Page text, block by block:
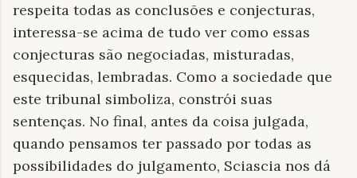
respeita todas as conclusões e conjecturas,
interessa-se acima de tudo ver como essas
conjecturas são negociadas, misturadas,
esquecidas, lembradas. Como a sociedade que
este tribunal simboliza, constrói suas
sentenças. No final, antes da coisa julgada,
quando pensamos ter passado por todas as
possibilidades do julgamento, Sciascia nos dá